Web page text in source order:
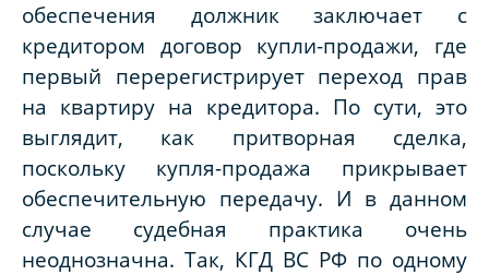
обеспечения должник заключает с
кредитором договор купли-продажи, где
первый перерегистрирует переход прав
на квартиру на кредитора. По сути, это
выглядит, как притворная сделка,
поскольку купля-продажа прикрывает
обеспечительную передачу. И в данном
случае судебная практика очень
неоднозначна. Так, КГД ВС РФ по одному